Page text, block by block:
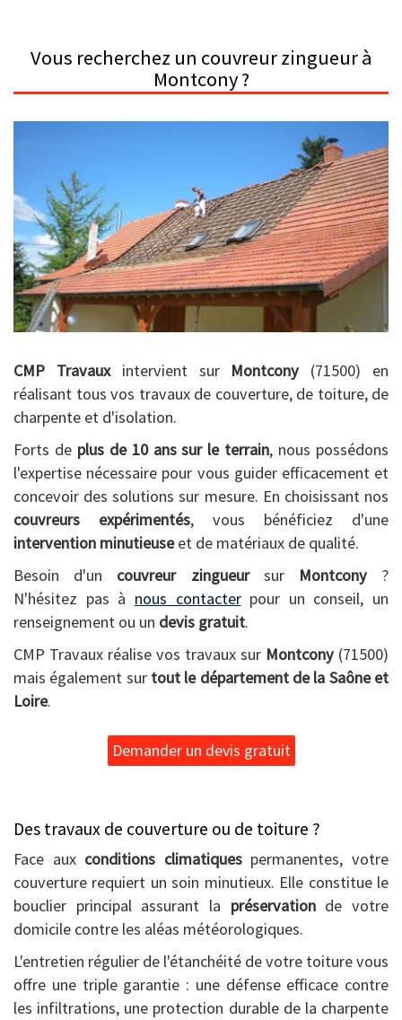
Vous recherchez un couvreur zingueur à
Montcony ?
CMP Travauxintervient sur Montcony (71500) en
réalisant tous vos travaux de couverture, de toiture, de
charpente et d'isolation.
Forts de plus de 10 ans sur le terrain, nous possédons
l'expertise nécessaire pour vous guider efficacement et
concevoir des solutions sur mesure. En choisissant nos
couvreurs expérimentés, vous bénéficiez d'une
intervention minutieuseet de matériaux de qualité.
Besoin d'un couvreur zingueursur Montcony?
N'hésitez pas à nous contacterpour un conseil, un
renseignement ou un devis gratuit.
CMP Travaux réalise vos travaux sur Montcony (71500)
mais également sur tout le département de la Saône et
Loire.
Demander un devis gratuit
Des travaux de couverture ou de toiture ?
Face aux conditions climatiquespermanentes, votre
couverture requiert un soin minutieux. Elle constitue le
bouclier principal assurant la préservationde votre
domicile contre les aléas météorologiques.
L'entretien régulier de l'étanchéité de votre toiture vous
offre une triple garantie : une défense efficace contre
les infiltrations, une protection durable de la charpente